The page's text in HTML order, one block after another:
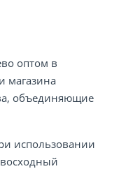
оптом в
магазина
объединяющие
использовании